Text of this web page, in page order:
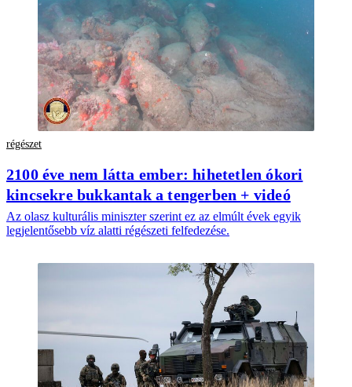
régészet
2100 éve nem látta ember: hihetetlen ókori
kincsekre bukkantak a tengerben + videó
Az olasz kulturális miniszter szerint ez az elmúlt évek egyik
legjelentősebb víz alatti régészeti felfedezése.